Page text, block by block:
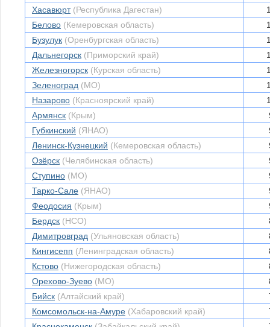
Хасавюрт (Республика Дагестан)
Белово (Кемеровская область)
Бузулук (Оренбургская область)
Дальнегорск (Приморский край)
Железногорск (Курская область)
Зеленоград (МО)
Назарово (Красноярский край)
Армянск (Крым)
Губкинский (ЯНАО)
Ленинск-Кузнецкий (Кемеровская область)
Озёрск (Челябинская область)
Ступино (МО)
Тарко-Сале (ЯНАО)
Феодосия (Крым)
Бердск (НСО)
Димитровград (Ульяновская область)
Кингисепп (Ленинградская область)
Кстово (Нижегородская область)
Орехово-Зуево (МО)
Бийск (Алтайский край)
Комсомольск-на-Амуре (Хабаровский край)